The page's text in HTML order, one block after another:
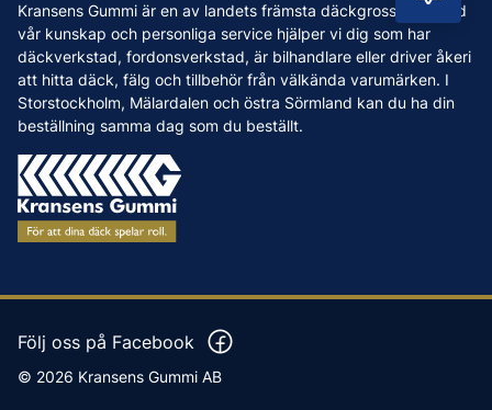
Kransens Gummi är en av landets främsta däckgrossister. Med
vår kunskap och personliga service hjälper vi dig som har
däckverkstad, fordonsverkstad, är bilhandlare eller driver åkeri
att hitta däck, fälg och tillbehör från välkända varumärken. I
Storstockholm, Mälardalen och östra Sörmland kan du ha din
beställning samma dag som du beställt.
Leverans
Reklamation & återköp
Betalning & faktura
Köpvillkor
Vanliga frågor och svar
Vi som jobbar på Kransens Gummi
Jobba hos oss
Nyheter
Tips & Råd
Varumärken
Våra Verkstäder
Press
Följ oss på Facebook
© 2026 Kransens Gummi AB